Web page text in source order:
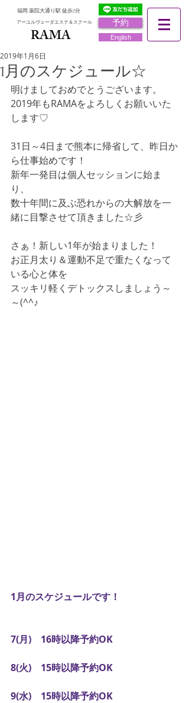
予約
福岡 薬院大通り駅 徒歩2分
アーユルヴェーダエステ＆スクール
RAMA English
1月のスケジュール☆
2019年1月6日
明けましておめでとうございます。
2019年もRAMAをよろしくお願いいた
します♡
31日～4日まで熊本に帰省して、昨日か
ら仕事始めです！
新年一発目は個人セッションに始ま
り、
数十年間に及ぶ恐れからの大解放を一
緒に目撃させて頂きました☆彡
さぁ！新しい1年が始まりました！
お正月太り＆運動不足で重たくなって
いる心と体を
スッキリ軽くデトックスしましょう～
～(^^♪
1月のスケジュールです！
7(月)　16時以降予約OK
8(火)　15時以降予約OK
9(水)　15時以降予約OK